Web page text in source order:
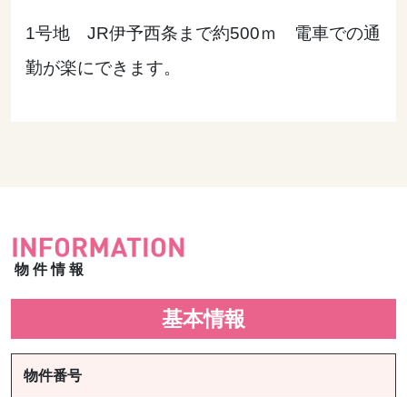
1号地 JR伊予西条まで約500ｍ 電車での通
勤が楽にできます。
物件情報
基本情報
物件番号